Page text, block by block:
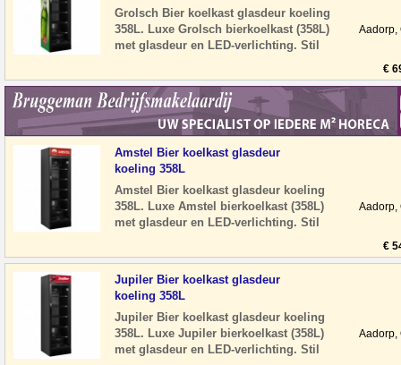
Grolsch Bier koelkast glasdeur koeling
358L. Luxe Grolsch bierkoelkast (358L)
met glasdeur en LED-verlichting. Stil
Aadorp,
€
Amstel Bier koelkast glasdeur
koeling 358L
Amstel Bier koelkast glasdeur koeling
358L. Luxe Amstel bierkoelkast (358L)
met glasdeur en LED-verlichting. Stil
Aadorp,
€
Jupiler Bier koelkast glasdeur
koeling 358L
Jupiler Bier koelkast glasdeur koeling
358L. Luxe Jupiler bierkoelkast (358L)
met glasdeur en LED-verlichting. Stil
Aadorp,